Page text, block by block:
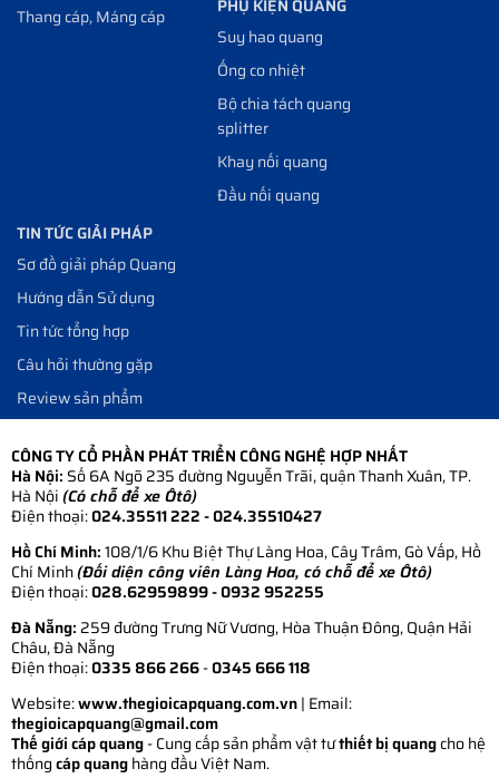
Thang cáp, Máng cáp
PHỤ KIỆN QUANG
Suy hao quang
Ống co nhiệt
Bộ chia tách quang
splitter
Khay nối quang
Đầu nối quang
TIN TỨC GIẢI PHÁP
Sơ đồ giải pháp Quang
Hướng dẫn Sử dụng
Tin tức tổng hợp
Câu hỏi thường gặp
Review sản phẩm
CÔNG TY CỔ PHẦN PHÁT TRIỂN CÔNG NGHỆ HỢP NHẤT
Hà Nội: Số 6A Ngõ 235 đường Nguyễn Trãi, quận Thanh Xuân, TP.
Hà Nội(Có chỗ để xe Ôtô)
Điện thoại:024.35511 222 - 024.35510427
Hồ Chí Minh:108/1/6 Khu Biệt Thự Làng Hoa, Cây Trâm, Gò Vấp, Hồ
Chí Minh(Đối diện công viên Làng Hoa, có chỗ để xe Ôtô)
Điện thoại:028.62959899- 0932 952255
Đà Nẵng: 259 đường Trưng Nữ Vương, Hòa Thuận Đông, Quận Hải
Châu, Đà Nẵng
Điện thoại:0335 866 266-0345 666 118
Website:www.thegioicapquang.com.vn| Email:
thegioicapquang@gmail.com
Thế giới cáp quang- Cung cấp sản phẩm vật tưthiết bị quangcho hệ
thốngcáp quanghàng đầu Việt Nam.